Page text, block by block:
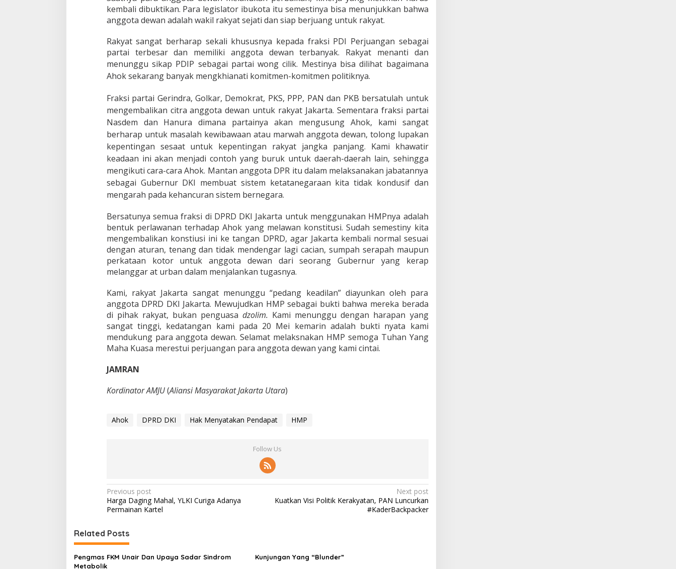
kembali dibuktikan. Para legislator ibukota itu semestinya bisa menunjukkan bahwa
anggota dewan adalah wakil rakyat sejati dan siap berjuang untuk rakyat.
Rakyat sangat berharap sekali khususnya kepada fraksi PDI Perjuangan sebagai
partai terbesar dan memiliki anggota dewan terbanyak. Rakyat menanti dan
menunggu sikap PDIP sebagai partai wong cilik. Mestinya bisa dilihat bagaimana
Ahok sekarang banyak mengkhianati komitmen-komitmen politiknya.
Fraksi partai Gerindra, Golkar, Demokrat, PKS, PPP, PAN dan PKB bersatulah untuk
mengembalikan citra anggota dewan untuk rakyat Jakarta. Sementara fraksi partai
Nasdem dan Hanura dimana partainya akan mengusung Ahok, kami sangat
berharap untuk masalah kewibawaan atau marwah anggota dewan, tolong lupakan
kepentingan sesaat untuk kepentingan rakyat jangka panjang. Kami khawatir
keadaan ini akan menjadi contoh yang buruk untuk daerah-daerah lain, sehingga
mengikuti cara-cara Ahok. Mantan anggota DPR itu dalam melaksanakan jabatannya
sebagai Gubernur DKI membuat sistem ketatanegaraan kita tidak kondusif dan
mengarah pada kehancuran sistem bernegara.
Bersatunya semua fraksi di DPRD DKI Jakarta untuk menggunakan HMPnya adalah
bentuk perlawanan terhadap Ahok yang melawan konstitusi. Sudah semestiny kita
mengembalikan konstiusi ini ke tangan DPRD, agar Jakarta kembali normal sesuai
dengan aturan, tenang dan tidak mendengar lagi cacian, sumpah serapah maupun
perkataan kotor untuk anggota dewan dari seorang Gubernur yang kerap
melanggar at urban dalam menjalankan tugasnya.
Kami, rakyat Jakarta sangat menunggu “pedang keadilan” diayunkan oleh para
anggota DPRD DKI Jakarta. Mewujudkan HMP sebagai bukti bahwa mereka berada
di pihak rakyat, bukan penguasadzolim. Kami menunggu dengan harapan yang
sangat tinggi, kedatangan kami pada 20 Mei kemarin adalah bukti nyata kami
mendukung para anggota dewan. Selamat melaksnakan HMP semoga Tuhan Yang
Maha Kuasa merestui perjuangan para anggota dewan yang kami cintai.
JAMRAN
Kordinator AMJU(Aliansi Masyarakat Jakarta Utara)
Ahok DPRD DKI Hak Menyatakan Pendapat HMP
Follow Us
P
o
t
n
a
Previous post
Harga Daging Mahal, YLKI Curiga Adanya
Permainan Kartel
Next post
Kuatkan Visi Politik Kerakyatan, PAN Luncurkan
#KaderBackpacker
Related Posts
Pengmas FKM Unair Dan Upaya Sadar Sindrom
Metabolik
Kunjungan Yang “Blunder”